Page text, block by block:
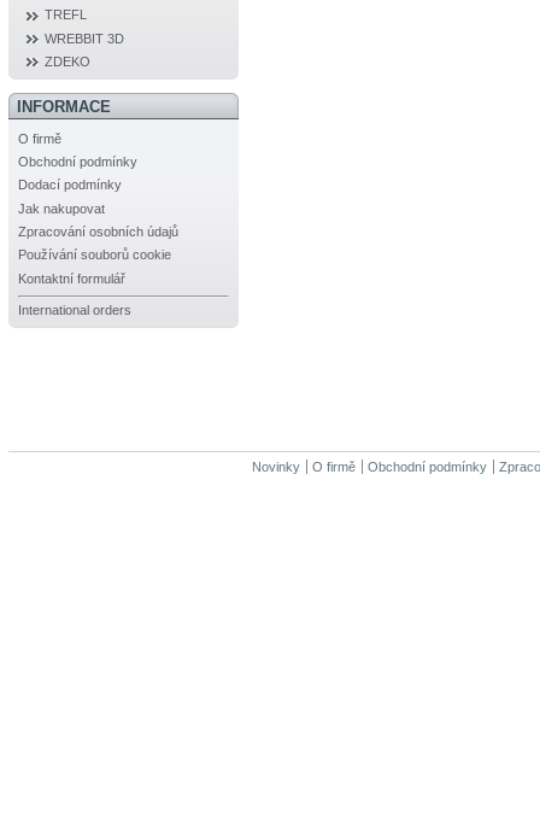
TREFL
WREBBIT 3D
ZDEKO
INFORMACE
O firmě
Obchodní podmínky
Dodací podmínky
Jak nakupovat
Zpracování osobních údajů
Používání souborů cookie
Kontaktní formulář
International orders
Novinky O firmě Obchodní podmínky